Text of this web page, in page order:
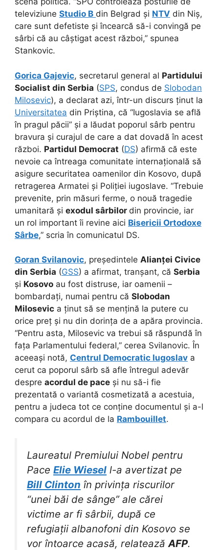
televiziune Studio B din Belgrad și NTV din Niș,
care sunt defetiste și încearcă să-i convingă pe
sârbi că au câștigat acest război,” spunea
Stankovic.
Gorica Gajevic, secretarul general al Partidului
Socialist din Serbia (SPS, condus de Slobodan
Milosevic), a declarat azi, într-un discurs ținut la
Universitatea din Priștina, că “Iugoslavia se află
în pragul păcii” și a lăudat poporul sârb pentru
bravura și curajul de care a dat dovadă în acest
război. Partidul Democrat (DS) afirmă că este
nevoie ca întreaga comunitate internațională să
asigure securitatea oamenilor din Kosovo, după
retragerea Armatei și Poliției iugoslave. “Trebuie
prevenite, prin măsuri ferme, o nouă tragedie
umanitară și exodul sârbilor din provincie, iar
un rol important îi revine aici Bisericii Ortodoxe
Sârbe,” scria în comunicatul DS.
Goran Svilanovic, președintele Alianței Civice
din Serbia (GSS) a afirmat, tranșant, că Serbia
și Kosovo au fost distruse, iar oamenii –
bombardați, numai pentru că Slobodan
Milosevic a ținut să se mențină la putere cu
orice preț și nu din dorința de a apăra provincia.
“Pentru asta, Milosevic va trebui să răspundă în
fața Parlamentului federal,” cerea Svilanovic. În
aceeași notă, Centrul Democratic Iugoslav a
cerut ca poporul sârb să afle întregul adevăr
despre acordul de pace și nu să-i fie
prezentată o variantă cosmetizată a acestuia,
pentru a judeca tot ce conține documentul și a-l
compara cu acordul de la Rambouillet.
Laureatul Premiului Nobel pentru
Pace Elie Wiesel l-a avertizat pe
Bill Clinton în privința riscurilor
“unei băi de sânge” ale cărei
victime ar fi sârbii, după ce
refugiații albanofoni din Kosovo se
vor întoarce acasă, relatează AFP.